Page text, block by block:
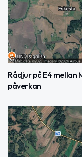
Rådjur på E4 mellan
påverkan